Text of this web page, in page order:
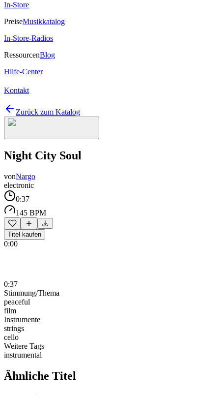
In-Store
PreiseMusikkatalog
In-Store-Radios
RessourcenBlog
Hilfe-Center
Kontakt
Zurück zum Katalog
Night City Soul
vonNargo
electronic
0:37
145 BPM
Titel kaufen
0:00
0:37
Stimmung/Thema
peaceful
film
Instrumente
strings
cello
Weitere Tags
instrumental
Ähnliche Titel